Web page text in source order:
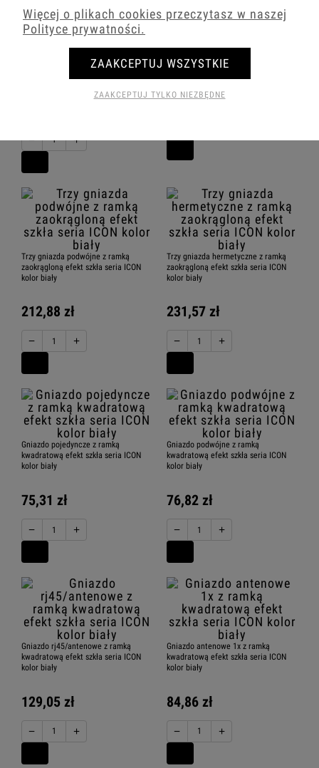
z ramką zaokrągloną efekt szkła seria
− +
kolor biały
208,35 zł
Trzy gniazda podwójne z ramką
zaokrągloną efekt szkła seria ICON
kolor biały
212,88 zł
− +
Trzy gniazda hermetyczne z ramką
zaokrągloną efekt szkła seria ICON
kolor biały
231,57 zł
− +
Gniazdo pojedyncze z ramką
kwadratową efekt szkła seria ICON
kolor biały
75,31 zł
− +
Gniazdo podwójne z ramką
kwadratową efekt szkła seria ICON
kolor biały
76,82 zł
− +
Gniazdo rj45/antenowe z ramką
kwadratową efekt szkła seria ICON
kolor biały
129,05 zł
− +
Gniazdo antenowe 1x z ramką
kwadratową efekt szkła seria ICON
kolor biały
84,86 zł
− +
Więcej o plikach cookies przeczytasz w naszej
Polityce prywatności.
ZAAKCEPTUJ TYLKO NIEZBĘDNE
ZAAKCEPTUJ WSZYSTKIE